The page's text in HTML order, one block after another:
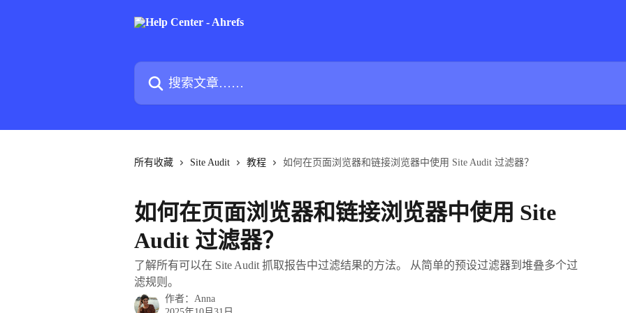
搜索文章……
所有收藏 Site Audit 教程 如何在页面浏览器和链接浏览器中使用 Site Audit 过滤器？
如何在页面浏览器和链接浏览器中使用 Site
Audit 过滤器？
了解所有可以在 Site Audit 抓取报告中过滤结果的方法。 从简单的预设过滤器到堆叠多个过
滤规则。
作者： Anna